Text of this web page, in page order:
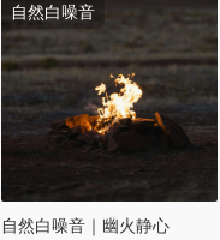
自然白噪音
自然白噪音｜幽火静心